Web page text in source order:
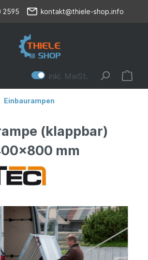
2595 kontakt@thiele-shop.info
inkl. MwSt.
Einbaurampen
(klappbar)
mm